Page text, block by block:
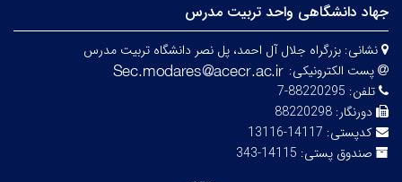
جهاد دانشگاهی واحد تربیت مدرس
نشانی: بزرگراه جلال آل احمد، پل نصر دانشگاه تربیت مدرس
پست الکترونیکی:
تلفن: 88220295-7
دورنگار: 88220298
کدپستی: 14117-13116
صندوق پستی: 14115-343